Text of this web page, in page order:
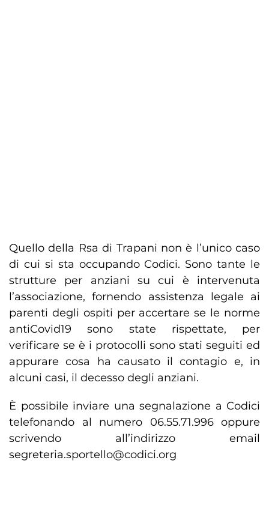
Quello della Rsa di Trapani non è l’unico caso
di cui si sta occupando Codici. Sono tante le
strutture per anziani su cui è intervenuta
l’associazione, fornendo assistenza legale ai
parenti degli ospiti per accertare se le norme
antiCovid19 sono state rispettate, per
verificare se è i protocolli sono stati seguiti ed
appurare cosa ha causato il contagio e, in
alcuni casi, il decesso degli anziani.
È possibile inviare una segnalazione a Codici
telefonando al numero 06.55.71.996 oppure
scrivendo all’indirizzo email
segreteria.sportello@codici.org